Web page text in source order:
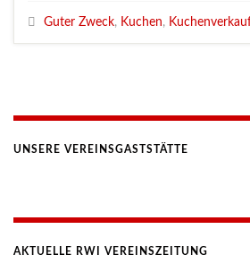
Guter Zweck, Kuchen,
UNSERE VEREINSGASTSTÄTTE
AKTUELLE RWI VEREINSZEITUNG